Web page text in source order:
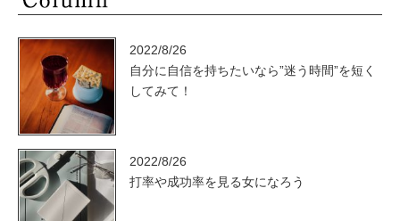
2022/8/26
自分に自信を持ちたいなら”迷う時間”を短く
してみて！
2022/8/26
打率や成功率を見る女になろう